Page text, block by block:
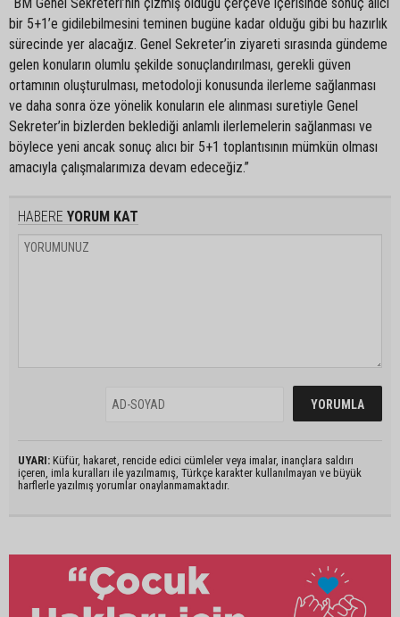
bir 5+1’e gidilebilmesini teminen bugüne kadar olduğu gibi bu hazırlık
sürecinde yer alacağız. Genel Sekreter’in ziyareti sırasında gündeme
gelen konuların olumlu şekilde sonuçlandırılması, gerekli güven
ortamının oluşturulması, metodoloji konusunda ilerleme sağlanması
ve daha sonra öze yönelik konuların ele alınması suretiyle Genel
Sekreter’in bizlerden beklediği anlamlı ilerlemelerin sağlanması ve
böylece yeni ancak sonuç alıcı bir 5+1 toplantısının mümkün olması
amacıyla çalışmalarımıza devam edeceğiz.”
HABERE YORUM KAT
UYARI: Küfür, hakaret, rencide edici cümleler veya imalar, inançlara saldırı
içeren, imla kuralları ile yazılmamış, Türkçe karakter kullanılmayan ve büyük
harflerle yazılmış yorumlar onaylanmamaktadır.